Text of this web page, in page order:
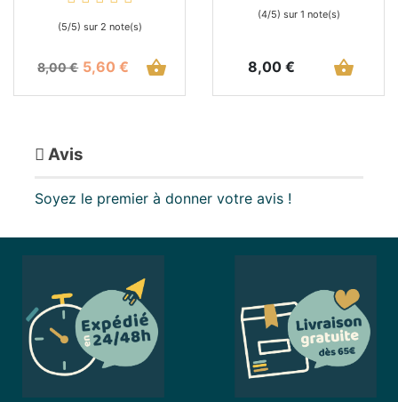
(5/5) sur 2 note(s)
Prix de base
8,00 € Prix
5,60 € shopping_basket
(4/5) sur 1 note(s)
Prix
8,00 € shopping_basket
Avis
Soyez le premier à donner votre avis !